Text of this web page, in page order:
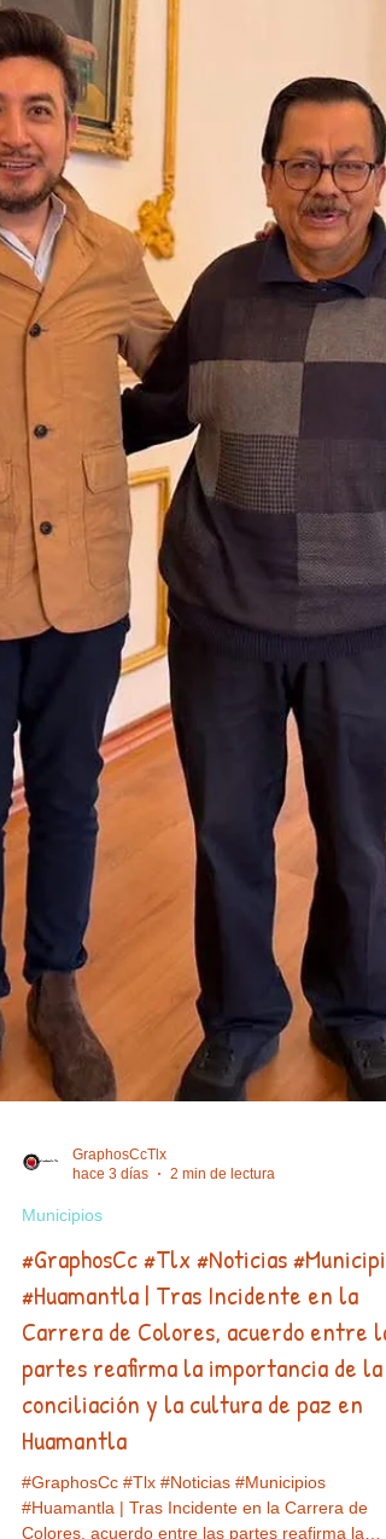
fortaleciendo así la organización territorial del
instituto político. Durante el evento, la
coordinadora estatal de Afi
GraphosCcTlx
hace 3 días
2 min de lectura
Municipios
#GraphosCc #Tlx #Noticias
#Huamantla | Tras Incidente en la
Carrera de Colores, acuerdo entre las